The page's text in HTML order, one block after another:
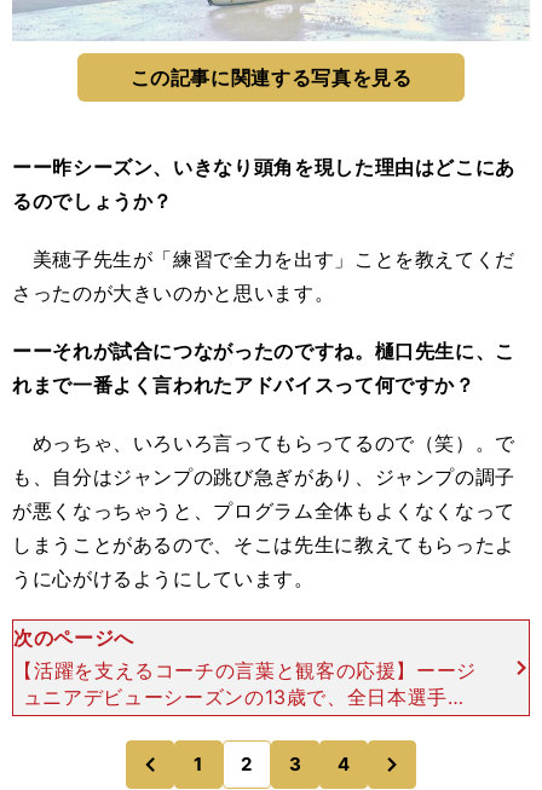
この記事に関連する写真を見る
ーー昨シーズン、いきなり頭角を現した理由はどこにあ
るのでしょうか？
美穂子先生が「練習で全力を出す」ことを教えてくだ
さったのが大きいのかと思います。
ーーそれが試合につながったのですね。樋口先生に、こ
れまで一番よく言われたアドバイスって何ですか？
めっちゃ、いろいろ言ってもらってるので（笑）。で
も、自分はジャンプの跳び急ぎがあり、ジャンプの調子
が悪くなっちゃうと、プログラム全体もよくなくなって
しまうことがあるので、そこは先生に教えてもらったよ
うに心がけるようにしています。
次のページへ
【活躍を支えるコーチの言葉と観客の応援】ーージ
ュニアデビューシーズンの13歳で、全日本選手権
４位は快挙と言えるでしょう。ショートプログラム
（SP）が終わった段階で最終グループ入りし、メ
ディアのなかで
前
のページへ
1 2 3 4
のページへ